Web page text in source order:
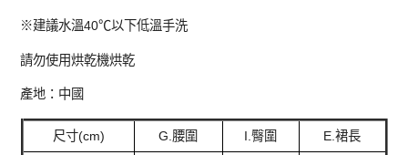
※建議水溫40℃以下低溫手洗
請勿使用烘乾機烘乾
產地：中國
尺寸(cm) G.腰圍 I.臀圍 E.裙長